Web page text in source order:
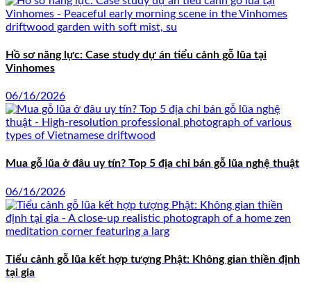
Hồ sơ năng lực: Case study dự án tiểu cảnh gỗ lũa tại
Vinhomes
06/16/2026
Mua gỗ lũa ở đâu uy tín? Top 5 địa chỉ bán gỗ lũa nghệ thuật
06/16/2026
Tiểu cảnh gỗ lũa kết hợp tượng Phật: Không gian thiền định
tại gia